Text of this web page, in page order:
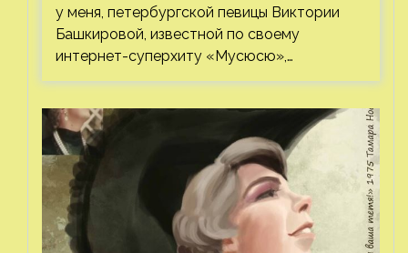
у меня, петербургской певицы Виктории
Башкировой, известной по своему
интернет-суперхиту «Мусюсю»,…